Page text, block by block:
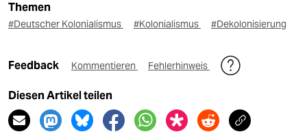
Themen
#Deutscher Kolonialismus #Kolonialismus #Dekolonisierung
Feedback Kommentieren Fehlerhinweis
Diesen Artikel teilen